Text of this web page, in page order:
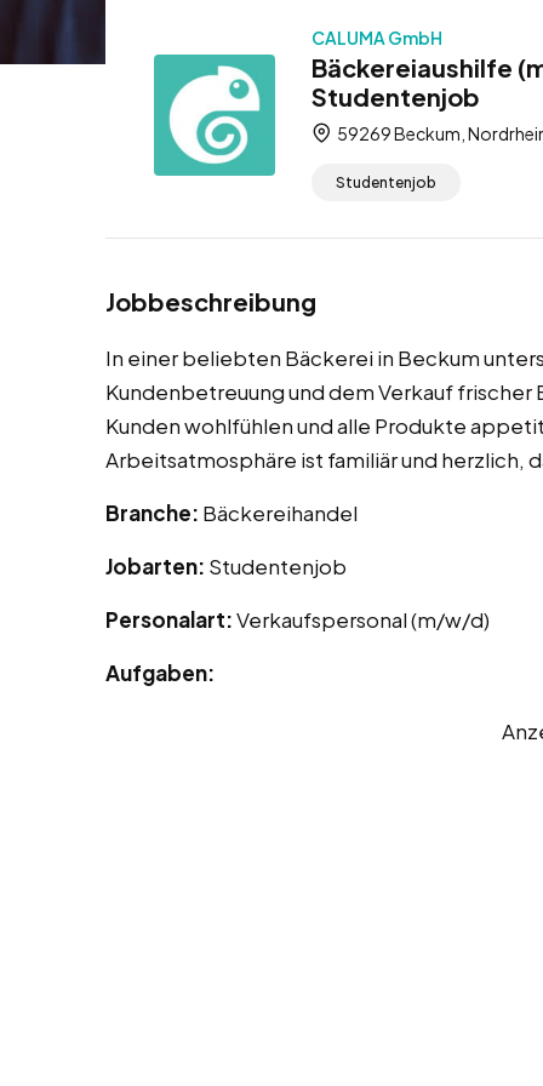
CALUMA GmbH
Bäckereiaushilfe
Studentenjob
59269 Beckum,
Studentenjob
Jobbeschreibung
In einer beliebten Bäckerei in Beckum
Kundenbetreuung und dem Verkauf frischer
Kunden wohlfühlen und alle Produkte
Arbeitsatmosphäre ist familiär und herzlich,
Branche: Bäckereihandel
Jobarten: Studentenjob
Personalart:Verkaufspersonal (m/w/d)
Aufgaben: